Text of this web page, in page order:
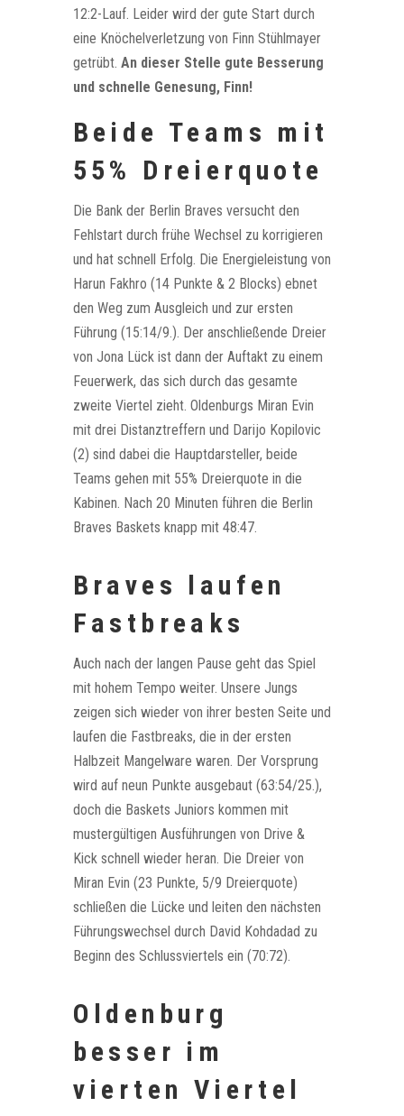
12:2-Lauf. Leider wird der gute Start durch
eine Knöchelverletzung von Finn Stühlmayer
getrübt. An dieser Stelle gute Besserung
und schnelle Genesung, Finn!
Beide Teams mit
55% Dreierquote
Die Bank der Berlin Braves versucht den
Fehlstart durch frühe Wechsel zu korrigieren
und hat schnell Erfolg. Die Energieleistung von
Harun Fakhro (14 Punkte & 2 Blocks) ebnet
den Weg zum Ausgleich und zur ersten
Führung (15:14/9.). Der anschließende Dreier
von Jona Lück ist dann der Auftakt zu einem
Feuerwerk, das sich durch das gesamte
zweite Viertel zieht. Oldenburgs Miran Evin
mit drei Distanztreffern und Darijo Kopilovic
(2) sind dabei die Hauptdarsteller, beide
Teams gehen mit 55% Dreierquote in die
Kabinen. Nach 20 Minuten führen die Berlin
Braves Baskets knapp mit 48:47.
Braves laufen
Fastbreaks
Auch nach der langen Pause geht das Spiel
mit hohem Tempo weiter. Unsere Jungs
zeigen sich wieder von ihrer besten Seite und
laufen die Fastbreaks, die in der ersten
Halbzeit Mangelware waren. Der Vorsprung
wird auf neun Punkte ausgebaut (63:54/25.),
doch die Baskets Juniors kommen mit
mustergültigen Ausführungen von Drive &
Kick schnell wieder heran. Die Dreier von
Miran Evin (23 Punkte, 5/9 Dreierquote)
schließen die Lücke und leiten den nächsten
Führungswechsel durch David Kohdadad zu
Beginn des Schlussviertels ein (70:72).
Oldenburg
besser im
vierten Viertel